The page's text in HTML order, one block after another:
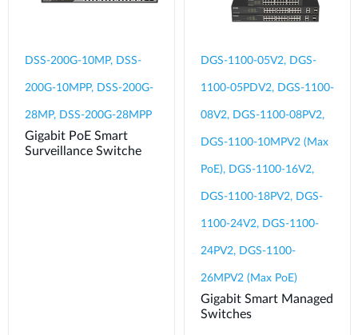
DSS-200G-10MP, DSS-
200G-10MPP, DSS-200G-
28MP, DSS-200G-28MPP
Gigabit PoE Smart
Surveillance Switche
DGS-1100-05V2, DGS-
1100-05PDV2, DGS-1100-
08V2, DGS-1100-08PV2,
DGS-1100-10MPV2 (Max
PoE), DGS-1100-16V2,
DGS-1100-18PV2, DGS-
1100-24V2, DGS-1100-
24PV2, DGS-1100-
26MPV2 (Max PoE)
Gigabit Smart Managed
Switches